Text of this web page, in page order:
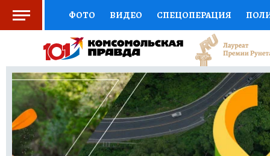
ФОТО ВИДЕО СПЕЦОПЕРАЦИЯ
СОЦПОДДЕРЖКА НАУКА СПОРТ
ВЫБОР ЭКСПЕРТОВ ДОКТОР
КНИЖНАЯ ПОЛКА ПРОГНОЗЫ НА СПОРТ
ПРЕСС-ЦЕНТР НЕДВИЖИМОСТЬ